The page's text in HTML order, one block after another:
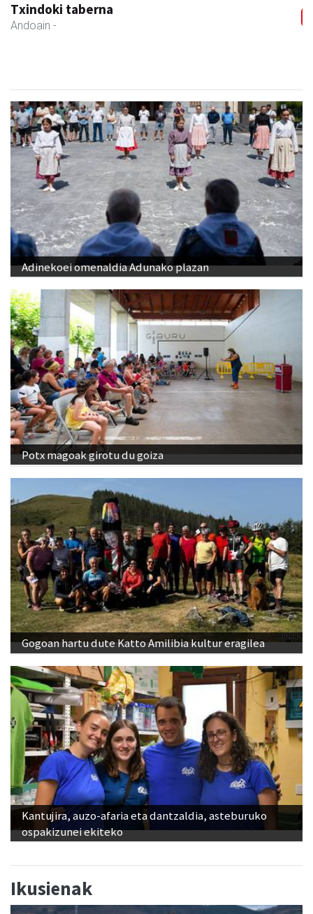
Txindoki taberna
Andoain -
Adinekoei omenaldia Adunako plazan
Potx magoak girotu du goiza
Gogoan hartu dute Katto Amilibia kultur eragilea
Kantujira, auzo-afaria eta dantzaldia, asteburuko
ospakizunei ekiteko
Ikusienak